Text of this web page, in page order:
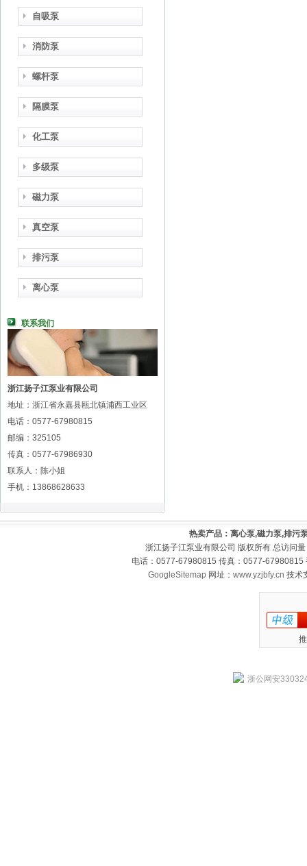
自吸泵
消防泵
螺杆泵
隔膜泵
化工泵
多级泵
磁力泵
真空泵
排污泵
离心泵
联系我们
浙江扬子江泵业有限公司
地址：浙江省永嘉县瓯北镇浦西工业区
电话：0577-67980815
邮编：325105
传真：0577-67986930
联系人：陈小姐
手机：13868628633
热卖产品：离心泵,磁力泵,排污
浙江扬子江泵业有限公司 版权所有 总访问
电话：0577-67980815 传真：0577-
GoogleSitemap 网址：www.yzjbfy.cn 技术
浙公网安